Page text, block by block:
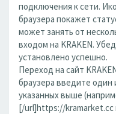
подключения к сети.
браузера покажет
может занять от
входом на KRAKEN.
установлено успешно.
Переход на сайт
браузера введите один
указанных выше
[/url]https://